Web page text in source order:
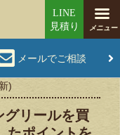
メールでご相談
)
グリールを買